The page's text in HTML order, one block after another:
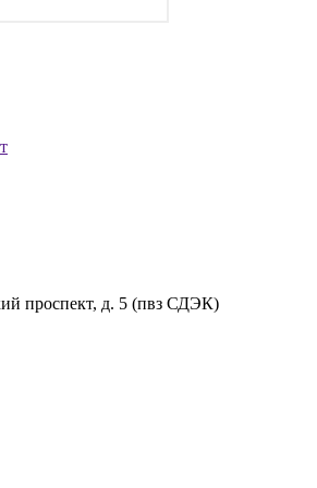
проспект, д. 5 (пвз СДЭК)